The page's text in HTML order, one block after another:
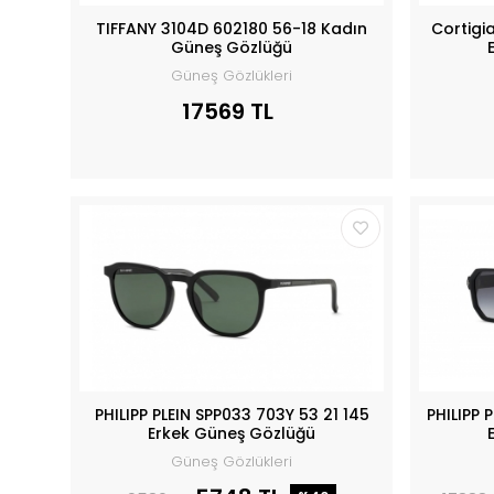
TIFFANY 3104D 602180 56-18 Kadın
Güneş Gözlüğü
Güneş Gözlükleri
17569 TL
PHILIPP PLEIN SPP033 703Y 53 21 145
Erkek Güneş Gözlüğü
Güneş Gözlükleri
PHILIPP